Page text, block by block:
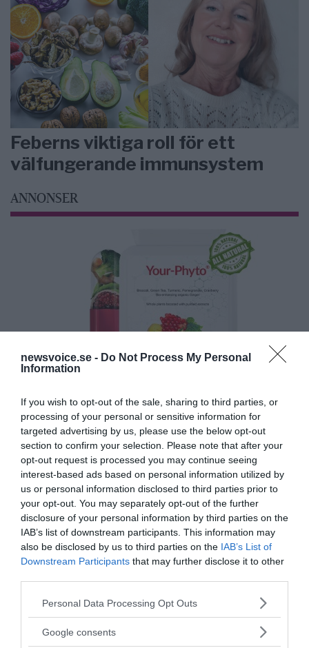
newsvoice.se - Do Not Process My Personal
Information
If you wish to opt-out of the sale, sharing to third parties, or
processing of your personal or sensitive information for
targeted advertising by us, please use the below opt-out
section to confirm your selection. Please note that after your
opt-out request is processed you may continue seeing
interest-based ads based on personal information utilized by
us or personal information disclosed to third parties prior to
your opt-out. You may separately opt-out of the further
disclosure of your personal information by third parties on the
IAB’s list of downstream participants. This information may
also be disclosed by us to third parties on the IAB’s List of
Downstream Participants that may further disclose it to other
Please note that this website/app uses one or more Google
not limited to your visit or usage behaviour. You may click to
Personal Data Processing Opt Outs
Google consents
Feberns viktiga roll för ett
välfungerande immunsystem
ANNONSER
MEDIA PARTNERS